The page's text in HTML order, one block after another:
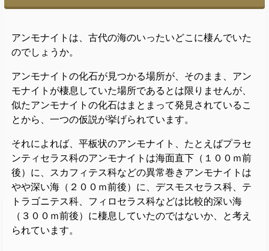
アンモナイトは、古代の海のいったいどこに棲んでいた
のでしょうか。
アンモナイトの化石が見つかる場所が、そのまま、アン
モナイトが棲息していた場所であるとは限りませんが、
似たアンモナイトの化石はまとまって発見されているこ
とから、一つの仮説が挙げられています。
それによれば、平板状のアンモナイト、たとえばプラセ
ンティセラス科のアンモナイトは海面直下（１００ｍ前
後）に、スカフィテス科などの異常巻きアンモナイトは
やや深い海（２００ｍ前後）に、デスモスセラス科、テ
トラゴニテス科、フィロセラス科などは比較的深い海
（３００ｍ前後）に棲息していたのではないか、と考え
られています。